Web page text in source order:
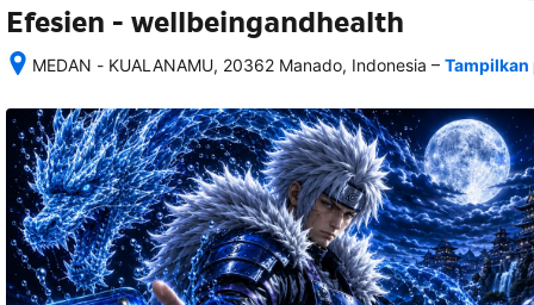
Efesien - wellbeingandhealth
MEDAN - KUALANAMU, 20362 Manado, Indonesia
memesan,
semua
rincian
akomodasi
termasuk
nomor
telepon
dan
– Tampilkan